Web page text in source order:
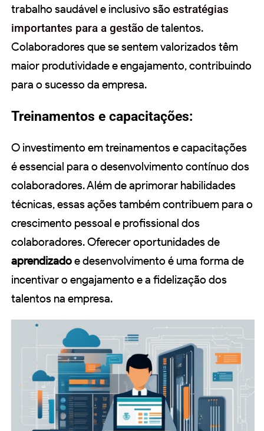
trabalho saudável e inclusivo são estratégias
importantes para a gestão de talentos.
Colaboradores que se sentem valorizados têm
maior produtividade e engajamento, contribuindo
para o sucesso da empresa.
Treinamentos e capacitações:
O investimento em treinamentos e capacitações
é essencial para o desenvolvimento contínuo dos
colaboradores. Além de aprimorar habilidades
técnicas, essas ações também contribuem para o
crescimento pessoal e profissional dos
colaboradores. Oferecer oportunidades de
aprendizadoe desenvolvimento é uma forma de
incentivar o engajamento e a fidelização dos
talentos na empresa.